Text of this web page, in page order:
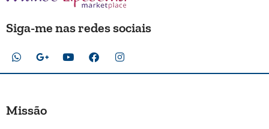
Siga-me nas redes sociais
Missão